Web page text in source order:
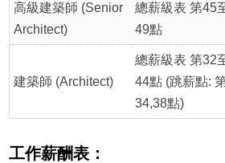
高級建築師 (Senior
Architect)
總薪級表 第45
49點
建築師 (Architect)
總薪級表 第32
44點 (跳薪點:
34,38點)
工作薪酬表：